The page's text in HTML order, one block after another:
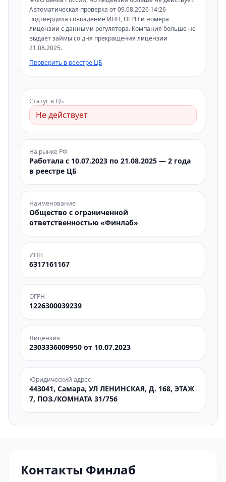
Автоматическая проверка от 09.08.2026 14:26
подтвердила совпадение ИНН, ОГРН и номера
лицензии с данными регулятора. Компания больше не
выдает займы со дня прекращения лицензии
21.08.2025.
Проверить в реестре ЦБ
Статус в ЦБ
Не действует
На рынке РФ
Работала с 10.07.2023 по 21.08.2025 — 2 года
в реестре ЦБ
Наименование
Общество с ограниченной
ответственностью «Финлаб»
ИНН
6317161167
ОГРН
1226300039239
Лицензия
2303336009950 от 10.07.2023
Юридический адрес
443041, Самара, УЛ ЛЕНИНСКАЯ, Д. 168, ЭТАЖ
7, ПОЗ./КОМНАТА 31/756
Контакты Финлаб